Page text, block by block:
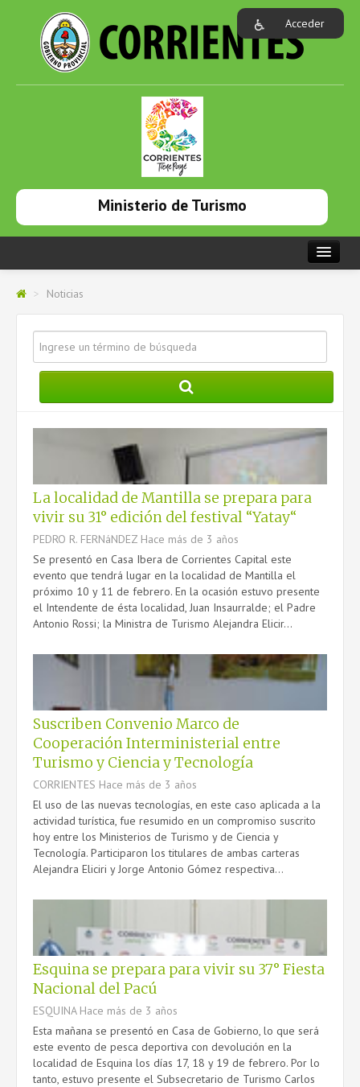
Acceder
Ministerio de Turismo
NOTICIAS
PRESTACIONES
DATOS ÚTILES
CONTACTO
> Noticias
La localidad de Mantilla se prepara para
vivir su 31° edición del festival “Yatay“
PEDRO R. FERNáNDEZ Hace más de 3 años
Se presentó en Casa Ibera de Corrientes Capital este
evento que tendrá lugar en la localidad de Mantilla el
próximo 10 y 11 de febrero. En la ocasión estuvo presente
el Intendente de ésta localidad, Juan Insaurralde; el Padre
Antonio Rossi; la Ministra de Turismo Alejandra Elicir...
Suscriben Convenio Marco de
Cooperación Interministerial entre
Turismo y Ciencia y Tecnología
CORRIENTES Hace más de 3 años
El uso de las nuevas tecnologías, en este caso aplicada a la
actividad turística, fue resumido en un compromiso suscrito
hoy entre los Ministerios de Turismo y de Ciencia y
Tecnología. Participaron los titulares de ambas carteras
Alejandra Eliciri y Jorge Antonio Gómez respectiva...
Esquina se prepara para vivir su 37° Fiesta
Nacional del Pacú
ESQUINA Hace más de 3 años
Esta mañana se presentó en Casa de Gobierno, lo que será
este evento de pesca deportiva con devolución en la
localidad de Esquina los días 17, 18 y 19 de febrero. Por lo
tanto, estuvo presente el Subsecretario de Turismo Carlos